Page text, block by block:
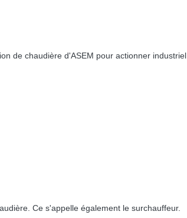
de chaudière d'ASEM pour actionner industriel
Ce s'appelle également le surchauffeur.